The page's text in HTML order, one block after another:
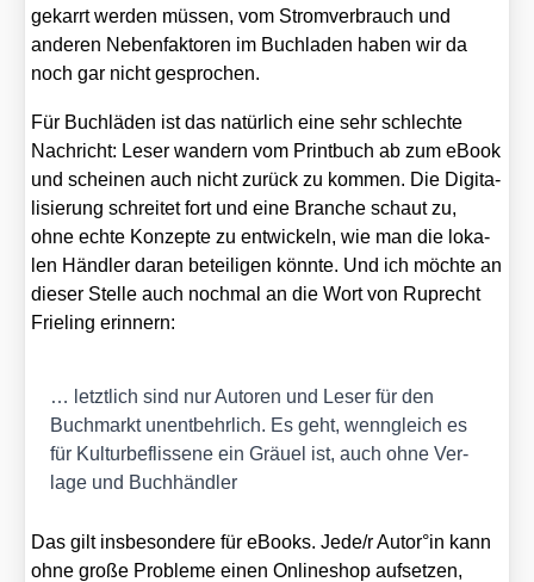
gekarrt wer­den müs­sen, vom Strom­ver­brauch und
ande­ren Neben­fak­to­ren im Buch­la­den haben wir da
noch gar nicht gespro­chen.
Für Buch­lä­den ist das natür­lich eine sehr schlech­te
Nach­richt: Leser wan­dern vom Print­buch ab zum eBook
und schei­nen auch nicht zurück zu kom­men. Die Digi­ta­
li­sie­rung schrei­tet fort und eine Bran­che schaut zu,
ohne ech­te Kon­zep­te zu ent­wi­ckeln, wie man die loka­
len Händ­ler dar­an betei­li­gen könn­te. Und ich möch­te an
die­ser Stel­le auch noch­mal an die Wort von Ruprecht
Frie­ling erin­nern:
… letzt­lich sind nur Autoren und Leser für den
Buch­markt unent­behr­lich. Es geht, wenn­gleich es
für Kul­tur­be­flis­se­ne ein Gräu­el ist, auch ohne Ver­
la­ge und Buch­händ­ler
Das gilt ins­be­son­de­re für eBooks. Jede/​r Autor°in kann
ohne gro­ße Pro­ble­me einen Online­shop auf­set­zen,